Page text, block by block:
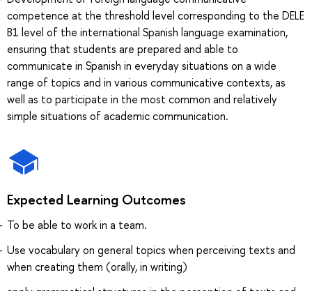
competence at the threshold level corresponding to the DELE
B1 level of the international Spanish language examination,
ensuring that students are prepared and able to
communicate in Spanish in everyday situations on a wide
range of topics and in various communicative contexts, as
well as to participate in the most common and relatively
simple situations of academic communication.
Expected Learning Outcomes
To be able to work in a team.
Use vocabulary on general topics when perceiving texts and
when creating them (orally, in writing)